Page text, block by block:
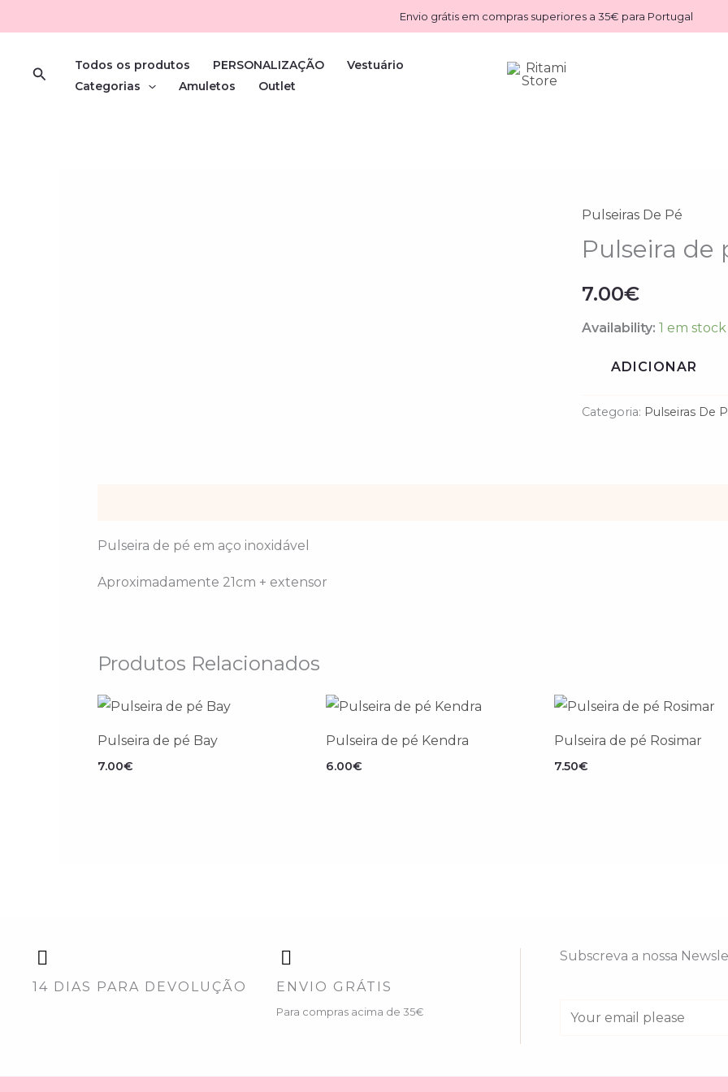
to
Envio grátis em compras superiores a 35€ para Portugal
SearchTodos os produtos PERSONALIZAÇÃO
Vestuário
Categorias
Amuletos Outlet
Pulseiras De Pé
Pulseira de
7.00€
Availability: 1 em stock
Quantidade
de
de
Aurora
ADICIONAR
Categoria: Pulseiras De
Pulseira de pé em aço inoxidável
Aproximadamente 21cm + extensor
Produtos Relacionados
Pulseira de pé Bay
7.00€
Pulseira de pé Kendra
6.00€
Pulseira de pé Rosimar
7.50€
14 DIAS PARA DEVOLUÇÃO ENVIO GRÁTIS
Para compras acima de 35€
Subscreva a nossa
i